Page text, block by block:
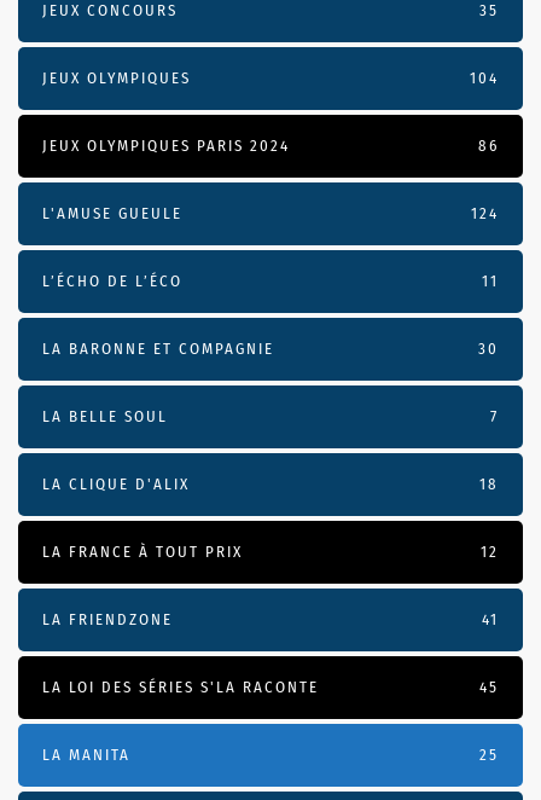
JEUX CONCOURS 35
JEUX OLYMPIQUES 104
JEUX OLYMPIQUES PARIS 2024 86
L'AMUSE GUEULE 124
L’ÉCHO DE L’ÉCO 11
LA BARONNE ET COMPAGNIE 30
LA BELLE SOUL 7
LA CLIQUE D'ALIX 18
LA FRANCE À TOUT PRIX 12
LA FRIENDZONE 41
LA LOI DES SÉRIES S'LA RACONTE 45
LA MANITA 25